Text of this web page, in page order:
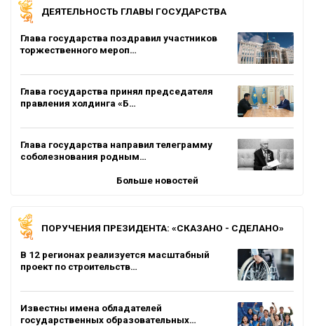
ДЕЯТЕЛЬНОСТЬ ГЛАВЫ ГОСУДАРСТВА
Глава государства поздравил участников
торжественного мероп…
Глава государства принял председателя
правления холдинга «Б…
Глава государства направил телеграмму
соболезнования родным…
Больше новостей
ПОРУЧЕНИЯ ПРЕЗИДЕНТА: «СКАЗАНО - СДЕЛАНО»
В 12 регионах реализуется масштабный
проект по строительств…
Известны имена обладателей
государственных образовательных…